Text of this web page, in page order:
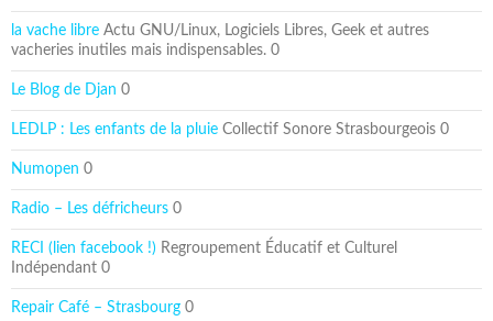
la vache libre Actu GNU/Linux, Logiciels Libres, Geek et autres
vacheries inutiles mais indispensables. 0
Le Blog de Djan 0
LEDLP : Les enfants de la pluie Collectif Sonore Strasbourgeois 0
Numopen 0
Radio – Les défricheurs 0
RECI (lien facebook !) Regroupement Éducatif et Culturel
Indépendant 0
Repair Café – Strasbourg 0